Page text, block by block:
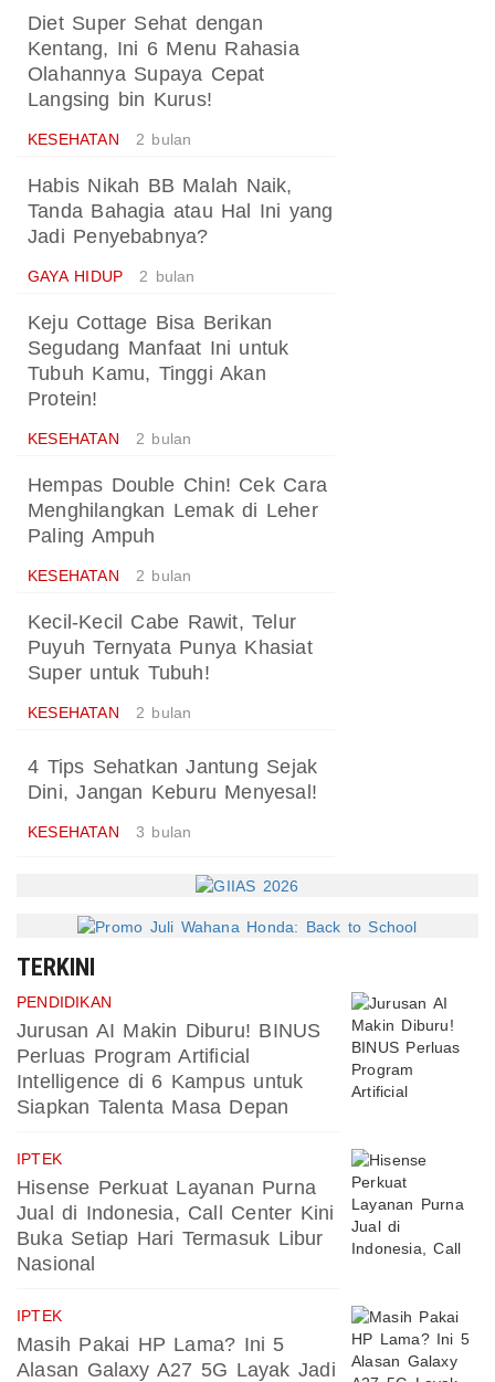
Diet Super Sehat dengan
Kentang, Ini 6 Menu Rahasia
Olahannya Supaya Cepat
Langsing bin Kurus!
KESEHATAN 2 bulan
Habis Nikah BB Malah Naik,
Tanda Bahagia atau Hal Ini yang
Jadi Penyebabnya?
GAYA HIDUP 2 bulan
Keju Cottage Bisa Berikan
Segudang Manfaat Ini untuk
Tubuh Kamu, Tinggi Akan
Protein!
KESEHATAN 2 bulan
Hempas Double Chin! Cek Cara
Menghilangkan Lemak di Leher
Paling Ampuh
KESEHATAN 2 bulan
Kecil-Kecil Cabe Rawit, Telur
Puyuh Ternyata Punya Khasiat
Super untuk Tubuh!
KESEHATAN 2 bulan
4 Tips Sehatkan Jantung Sejak
Dini, Jangan Keburu Menyesal!
KESEHATAN 3 bulan
TERKINI
PENDIDIKAN
Jurusan AI Makin Diburu! BINUS
Perluas Program Artificial
Intelligence di 6 Kampus untuk
Siapkan Talenta Masa Depan
IPTEK
Hisense Perkuat Layanan Purna
Jual di Indonesia, Call Center Kini
Buka Setiap Hari Termasuk Libur
Nasional
IPTEK
Masih Pakai HP Lama? Ini 5
Alasan Galaxy A27 5G Layak Jadi